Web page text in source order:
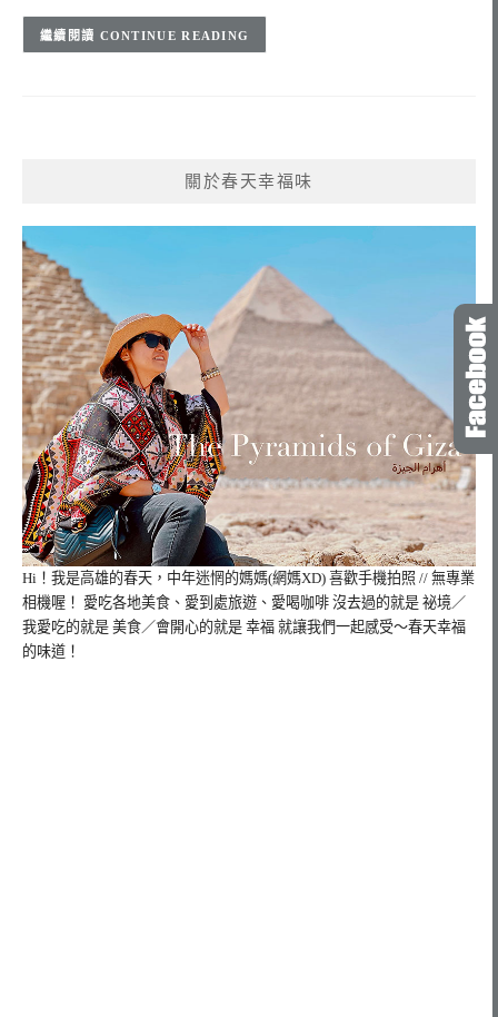
CONTINUE READING
關於春天幸福味
Hi！我是高雄的春天， 中年迷惘的媽媽(網媽XD) 喜歡手機拍照 // 無專業
相機喔！ 愛吃各地美食、愛到處旅遊、愛喝咖啡 沒去過的就是 祕境／
我愛吃的就是 美食／會開心的就是 幸福 就讓我們一起感受～春天幸福
的味道！